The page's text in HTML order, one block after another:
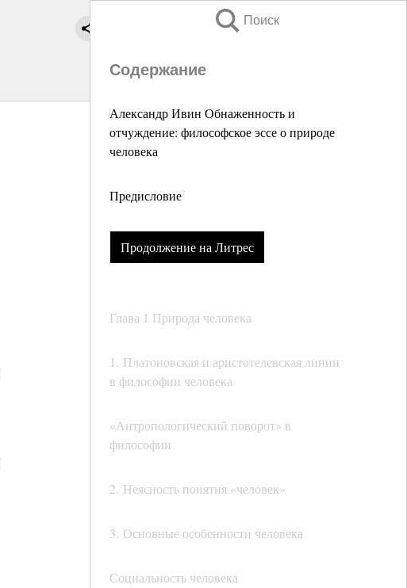
Поиск
Содержание
Александр Ивин Обнаженность и
отчуждение: философское эссе о природе
человека
Предисловие
Продолжение на Литрес
Глава 1 Природа человека
1. Платоновская и аристотелевская линии
в философии человека
«Антропологический поворот» в
философии
2. Неясность понятия «человек»
3. Основные особенности человека
Социальность человека